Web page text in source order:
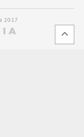
2017